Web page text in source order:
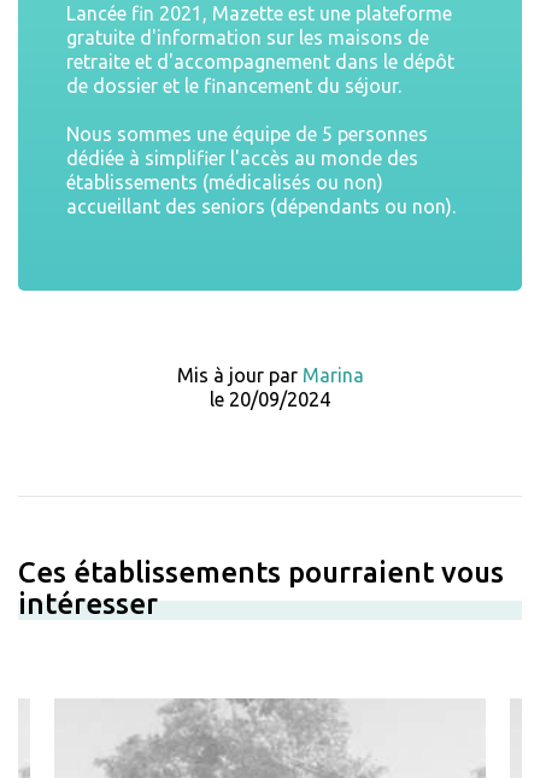
Lancée fin 2021, Mazette est une plateforme
gratuite d'information sur les maisons de
retraite et d'accompagnement dans le dépôt
de dossier et le financement du séjour.
Nous sommes une équipe de 5 personnes
dédiée à simplifier l'accès au monde des
établissements (médicalisés ou non)
accueillant des seniors (dépendants ou non).
Mis à jour par Marina
le 20/09/2024
Ces établissements pourraient vous
intéresser